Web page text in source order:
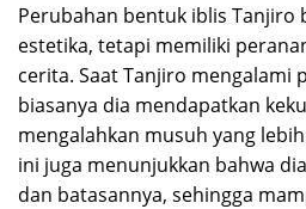
Perubahan bentuk iblis Tanjiro
estetika, tetapi memiliki
cerita. Saat Tanjiro mengalami
biasanya dia mendapatkan
mengalahkan musuh yang
ini juga menunjukkan bahwa
dan batasannya, sehingga